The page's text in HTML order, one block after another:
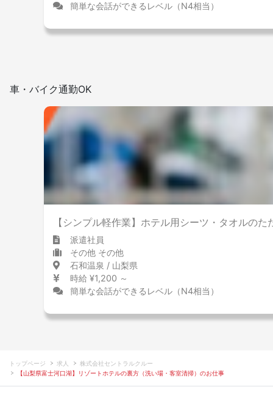
簡単な会話ができるレベル（N4相当）
車・バイク通勤OK
【シンプル軽作業】ホテル用シーツ・タオルのた
派遣社員
その他 その他
石和温泉 / 山梨県
時給 ¥1,200 ～
簡単な会話ができるレベル（N4相当）
トップページ 求人
株式会社セントラルクルー
【山梨県富士河口湖】リゾートホテルの裏方（洗い場・客室清掃）のお仕事